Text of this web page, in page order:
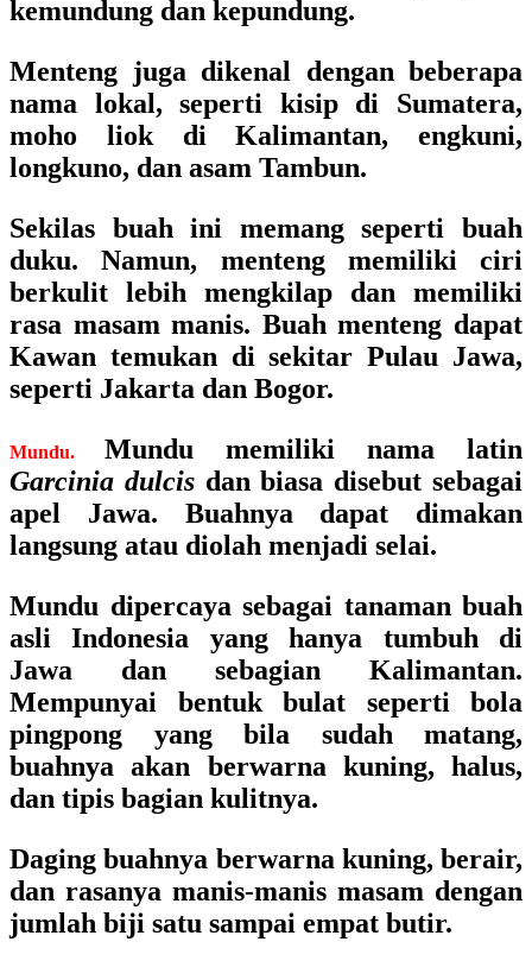
kemundung dan kepundung.
Menteng juga dikenal dengan beberapa
nama lokal, seperti kisip di Sumatera,
moho liok di Kalimantan, engkuni,
longkuno, dan asam Tambun.
Sekilas buah ini memang seperti buah
duku. Namun, menteng memiliki ciri
berkulit lebih mengkilap dan memiliki
rasa masam manis. Buah menteng dapat
Kawan temukan di sekitar Pulau Jawa,
seperti Jakarta dan Bogor.
Mundu.
Mundu memiliki nama latin
Garcinia dulcisdan biasa disebut sebagai
apel Jawa. Buahnya dapat dimakan
langsung atau diolah menjadi selai.
Mundu dipercaya sebagai tanaman buah
asli Indonesia yang hanya tumbuh di
Jawa dan sebagian Kalimantan.
Mempunyai bentuk bulat seperti bola
pingpong yang bila sudah matang,
buahnya akan berwarna kuning, halus,
dan tipis bagian kulitnya.
Daging buahnya berwarna kuning, berair,
dan rasanya manis-manis masam dengan
jumlah biji satu sampai empat butir.